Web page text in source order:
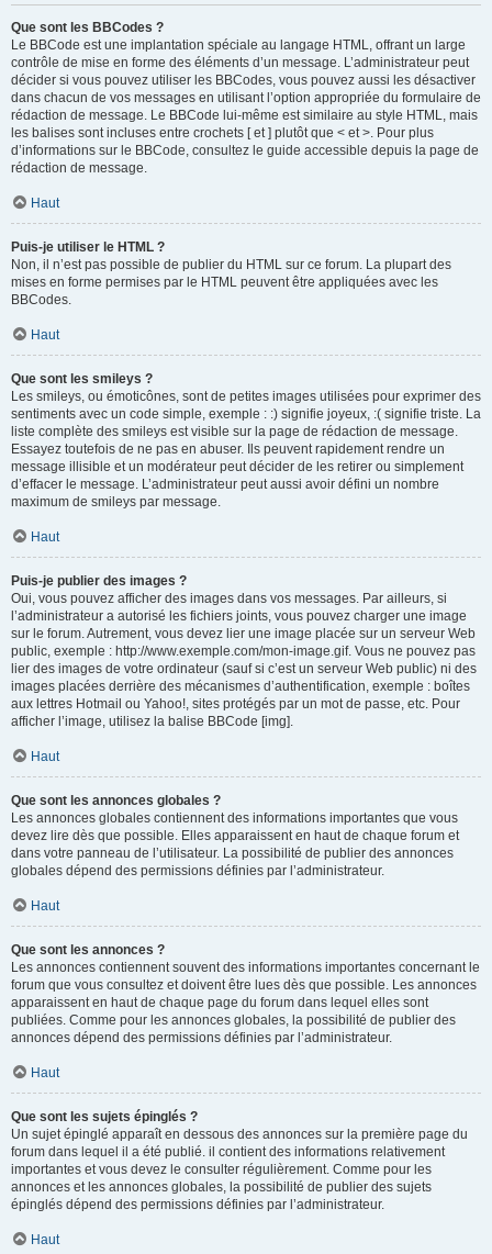
Que sont les BBCodes ?
Le BBCode est une implantation spéciale au langage HTML, offrant un large
contrôle de mise en forme des éléments d’un message. L’administrateur peut
décider si vous pouvez utiliser les BBCodes, vous pouvez aussi les désactiver
dans chacun de vos messages en utilisant l’option appropriée du formulaire de
rédaction de message. Le BBCode lui-même est similaire au style HTML, mais
les balises sont incluses entre crochets [ et ] plutôt que < et >. Pour plus
d’informations sur le BBCode, consultez le guide accessible depuis la page de
rédaction de message.
Haut
Puis-je utiliser le HTML ?
Non, il n’est pas possible de publier du HTML sur ce forum. La plupart des
mises en forme permises par le HTML peuvent être appliquées avec les
BBCodes.
Haut
Que sont les smileys ?
Les smileys, ou émoticônes, sont de petites images utilisées pour exprimer des
sentiments avec un code simple, exemple : :) signifie joyeux, :( signifie triste. La
liste complète des smileys est visible sur la page de rédaction de message.
Essayez toutefois de ne pas en abuser. Ils peuvent rapidement rendre un
message illisible et un modérateur peut décider de les retirer ou simplement
d’effacer le message. L’administrateur peut aussi avoir défini un nombre
maximum de smileys par message.
Haut
Puis-je publier des images ?
Oui, vous pouvez afficher des images dans vos messages. Par ailleurs, si
l’administrateur a autorisé les fichiers joints, vous pouvez charger une image
sur le forum. Autrement, vous devez lier une image placée sur un serveur Web
public, exemple : http://www.exemple.com/mon-image.gif. Vous ne pouvez pas
lier des images de votre ordinateur (sauf si c’est un serveur Web public) ni des
images placées derrière des mécanismes d’authentification, exemple : boîtes
aux lettres Hotmail ou Yahoo!, sites protégés par un mot de passe, etc. Pour
afficher l’image, utilisez la balise BBCode [img].
Haut
Que sont les annonces globales ?
Les annonces globales contiennent des informations importantes que vous
devez lire dès que possible. Elles apparaissent en haut de chaque forum et
dans votre panneau de l’utilisateur. La possibilité de publier des annonces
globales dépend des permissions définies par l’administrateur.
Haut
Que sont les annonces ?
Les annonces contiennent souvent des informations importantes concernant le
forum que vous consultez et doivent être lues dès que possible. Les annonces
apparaissent en haut de chaque page du forum dans lequel elles sont
publiées. Comme pour les annonces globales, la possibilité de publier des
annonces dépend des permissions définies par l’administrateur.
Haut
Que sont les sujets épinglés ?
Un sujet épinglé apparaît en dessous des annonces sur la première page du
forum dans lequel il a été publié. il contient des informations relativement
importantes et vous devez le consulter régulièrement. Comme pour les
annonces et les annonces globales, la possibilité de publier des sujets
épinglés dépend des permissions définies par l’administrateur.
Haut